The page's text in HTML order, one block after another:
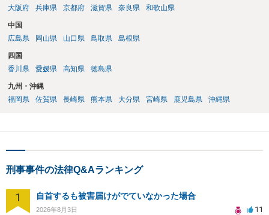
大阪府
兵庫県 京都府 滋賀県 奈良県 和歌山県
中国
広島県
岡山県 山口県 鳥取県 島根県
四国
香川県
愛媛県 高知県 徳島県
九州・沖縄
福岡県
佐賀県 長崎県 熊本県 大分県 宮崎県 鹿児島県 沖縄県
刑事事件の法律Q&Aランキング
1 自首するも被害届けがでていなかった場合
2026年8月3日 11